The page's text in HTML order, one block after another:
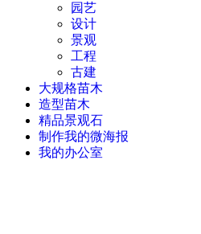
园艺
设计
景观
工程
古建
大规格苗木
造型苗木
精品景观石
制作我的微海报
我的办公室